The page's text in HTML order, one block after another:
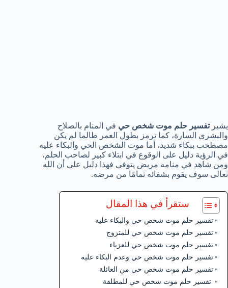
يشيرتفسير حلم موت شخص حي في المنام بالصلاح
والبشرى السارة، كما ترمز بطول العمر طالما لم يكن
مصطحب ببكاء شديد، أما موت الشخص الحي والبكاء عليه
في الرؤية دليل على الوقوع في ابتلاء كبير لصاحب الحلم،
ومن شاهد في منامه مريض يتوفى فهذا دليل على أن الله
تعالى سوف يقوم بشفائه تمامًا من مرضه.
ستقرأ في هذا المقال
تفسير حلم موت شخص حي والبكاء عليه
تفسير حلم موت شخص حي للمتزوج
تفسير حلم موت شخص حي للعزباء
تفسير حلم موت شخص حي وعدم البكاء عليه
تفسير حلم موت شخص حي من العائلة
تفسير حلم موت شخص حي للمطلقة